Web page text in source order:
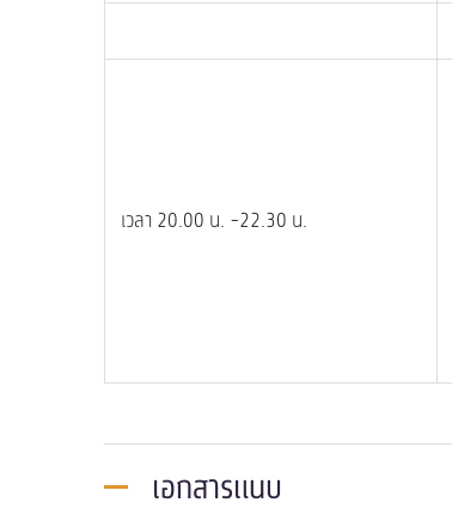
เวลา 20.00 น. -22.30 น.
เอกสารแนบ